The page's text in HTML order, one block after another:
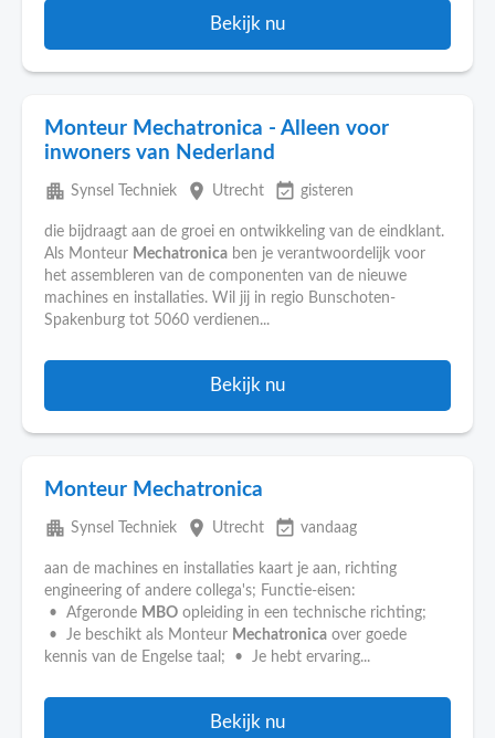
Bekijk nu
Monteur Mechatronica - Alleen voor
inwoners van Nederland
apartment Synsel Techniek place Utrecht event_available gisteren
die bijdraagt aan de groei en ontwikkeling van de eindklant.
Als Monteur Mechatronica ben je verantwoordelijk voor
het assembleren van de componenten van de nieuwe
machines en installaties. Wil jij in regio Bunschoten-
Spakenburg tot 5060 verdienen...
Bekijk nu
Monteur Mechatronica
apartment Synsel Techniek place Utrecht event_available vandaag
aan de machines en installaties kaart je aan, richting
engineering of andere collega's; Functie-eisen:
• Afgeronde MBO opleiding in een technische richting;
• Je beschikt als Monteur Mechatronica over goede
kennis van de Engelse taal; • Je hebt ervaring...
Bekijk nu